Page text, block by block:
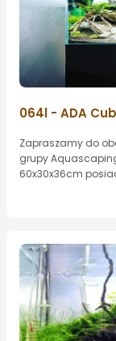
064l - ADA
Zapraszamy do
grupy
60x30x36cm